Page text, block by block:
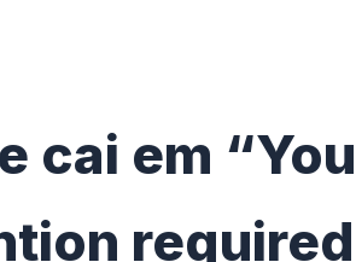
cai em “You
required